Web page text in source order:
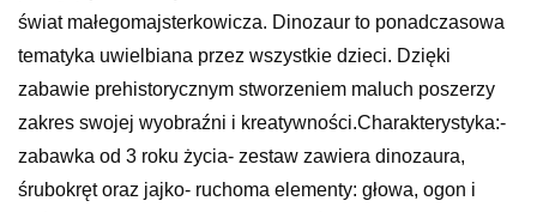
świat małegomajsterkowicza. Dinozaur to ponadczasowa
tematyka uwielbiana przez wszystkie dzieci. Dzięki
zabawie prehistorycznym stworzeniem maluch poszerzy
zakres swojej wyobraźni i kreatywności.Charakterystyka:-
zabawka od 3 roku życia- zestaw zawiera dinozaura,
śrubokręt oraz jajko- ruchoma elementy: głowa, ogon i